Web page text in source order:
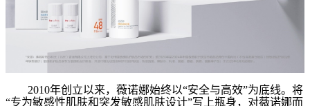
2010年创立以来，薇诺娜始终以“安全与高效”为底线。将
“专为敏感性肌肤和突发敏感肌肤设计”写上瓶身，对薇诺娜而